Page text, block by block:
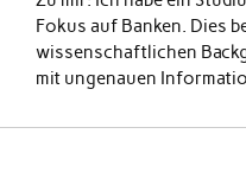
Fokus auf Banken. Dies
wissenschaftlichen
mit ungenauen